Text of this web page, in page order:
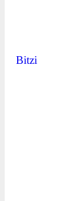
Bitzi